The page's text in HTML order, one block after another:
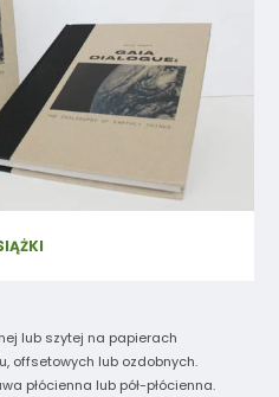
lub szytej na papierach
offsetowych lub ozdobnych.
płócienna lub pół-płócienna.